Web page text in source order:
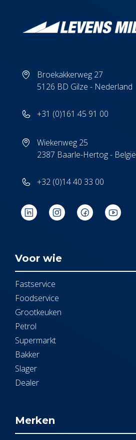
Broekakkerweg 27
5126 BD Gilze - Nederland
+31 (0)161 45 91 00
Wiekenweg 25
2387 Baarle-Hertog - België
+32 (0)14 40 33 00
Voor wie
Fastservice
Foodservice
Grootkeuken
Petrol
Supermarkt
Bakker
Slager
Dealer
Merken